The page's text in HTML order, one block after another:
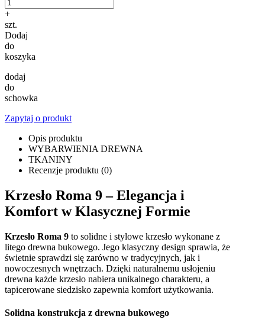
+
szt.
Dodaj
do
koszyka
dodaj
do
schowka
Zapytaj o produkt
Opis produktu
WYBARWIENIA DREWNA
TKANINY
Recenzje produktu (0)
Krzesło Roma 9 – Elegancja i
Komfort w Klasycznej Formie
Krzesło Roma 9 to solidne i stylowe krzesło wykonane z
litego drewna bukowego. Jego klasyczny design sprawia, że
świetnie sprawdzi się zarówno w tradycyjnych, jak i
nowoczesnych wnętrzach. Dzięki naturalnemu usłojeniu
drewna każde krzesło nabiera unikalnego charakteru, a
tapicerowane siedzisko zapewnia komfort użytkowania.
Solidna konstrukcja z drewna bukowego